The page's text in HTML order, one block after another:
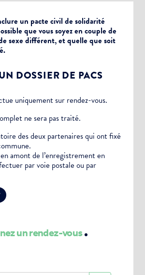
un pacte civil de solidarité
que vous soyez en couple de
sexe différent, et quelle que soit
DOSSIER DE PACS
uniquement sur rendez-vous.
ne sera pas traité.
des deux partenaires qui ont fixé
amont de l’enregistrement en
par voie postale ou par